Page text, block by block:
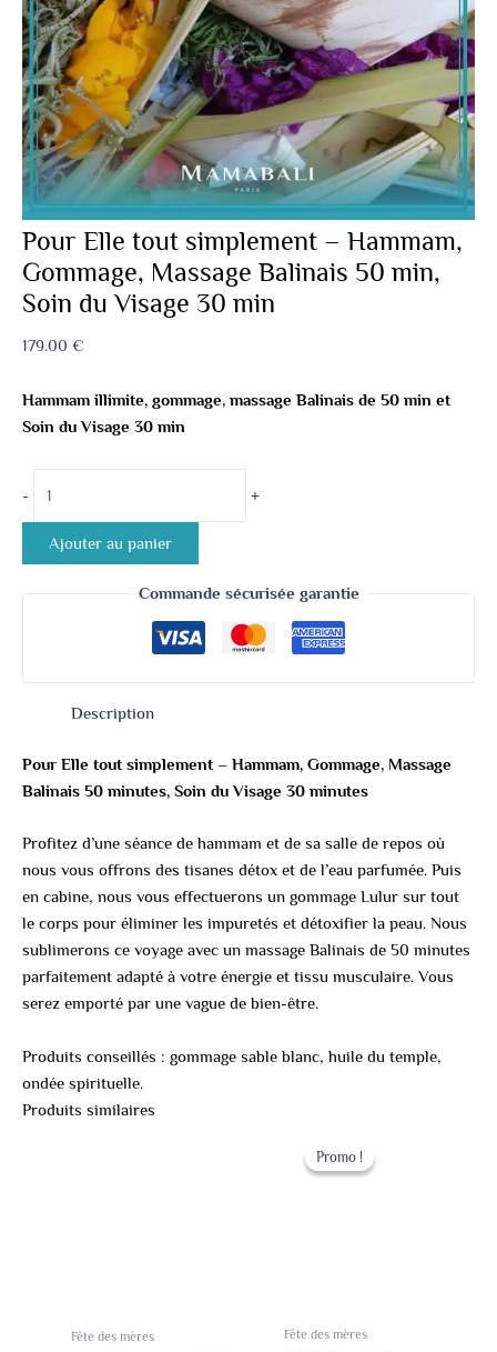
Pour Elle tout simplement – Hammam,
Gommage, Massage Balinais 50 min,
Soin du Visage 30 min
179.00 €
Hammam illimite, gommage, massage Balinais de 50 min et
Soin du Visage 30 min
- +
Ajouter au panier
Commande sécurisée garantie
Description
Pour Elle tout simplement – Hammam, Gommage, Massage
Balinais 50 minutes, Soin du Visage 30 minutes
Profitez d’une séance de hammam et de sa salle de repos où
nous vous offrons des tisanes détox et de l’eau parfumée. Puis
en cabine, nous vous effectuerons un gommage Lulur sur tout
le corps pour éliminer les impuretés et détoxifier la peau. Nous
sublimerons ce voyage avec un massage Balinais de 50 minutes
parfaitement adapté à votre énergie et tissu musculaire. Vous
serez emporté par une vague de bien-être.
Produits conseillés : gommage sable blanc, huile du temple,
ondée spirituelle.
Produits similaires
Fête des mères
Promo !
Promo !
Fête des mères
prix
initial